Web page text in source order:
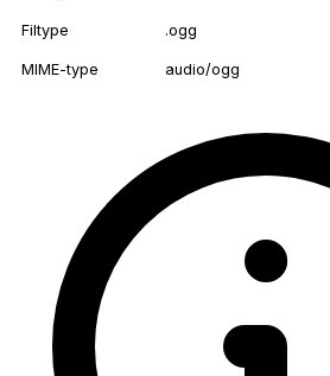
Filtype .ogg
MIME-type audio/ogg